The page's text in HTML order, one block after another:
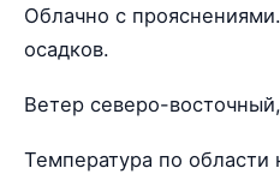
Облачно с
осадков.
Ветер северо-
Температура по